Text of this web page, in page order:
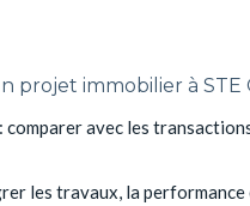
projet immobilier à STE
: comparer avec les
les travaux, la